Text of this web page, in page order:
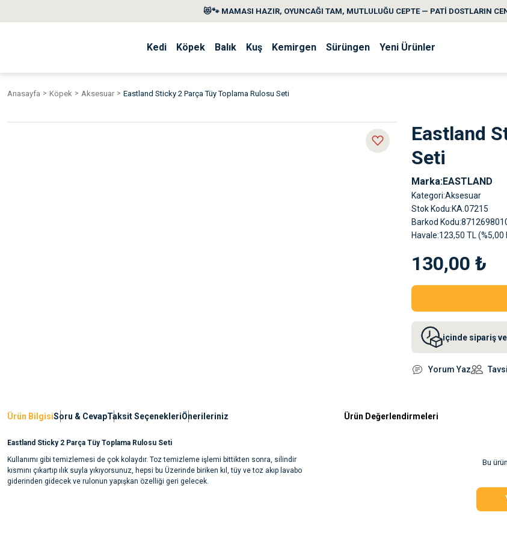
😻🐾 MAMASI HAZIR, OYUNCAĞI TAM, MUTLULUĞU CEPTE — PATİ DOSTLARIN
Kedi Köpek Balık Kuş Kemirgen Sürüngen Yeni Ürünler
Anasayfa Köpek Aksesuar Eastland Sticky 2 Parça Tüy Toplama Rulosu Seti
Eastland
Seti
Marka EASTLAND
Kategori Aksesuar
Stok Kodu KA.07215
Barkod Kodu
Havale 123,50 TL
130,00 ₺
içinde sipariş
Yorum Yaz
Ürün BilgisiSoru & CevapTaksit SeçenekleriÖnerileriniz
Eastland Sticky 2 Parça Tüy Toplama Rulosu Seti
Kullanımı gibi temizlemesi de çok kolaydır. Toz temizleme işlemi bittikten sonra, silindir
kısmını çıkartıp ılık suyla yıkıyorsunuz, hepsi bu Üzerinde biriken kıl, tüy ve toz akıp lavabo
giderinden gidecek ve rulonun yapışkan özelliği geri gelecek.
Ürün Değerlendirmeleri
Bu